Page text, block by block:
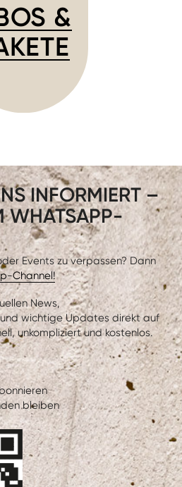
&
INFORMIERT –
WHATSAPP-
Events zu verpassen? Dann
Channel!
News,
wichtige Updates direkt auf
unkompliziert und kostenlos.
bleiben